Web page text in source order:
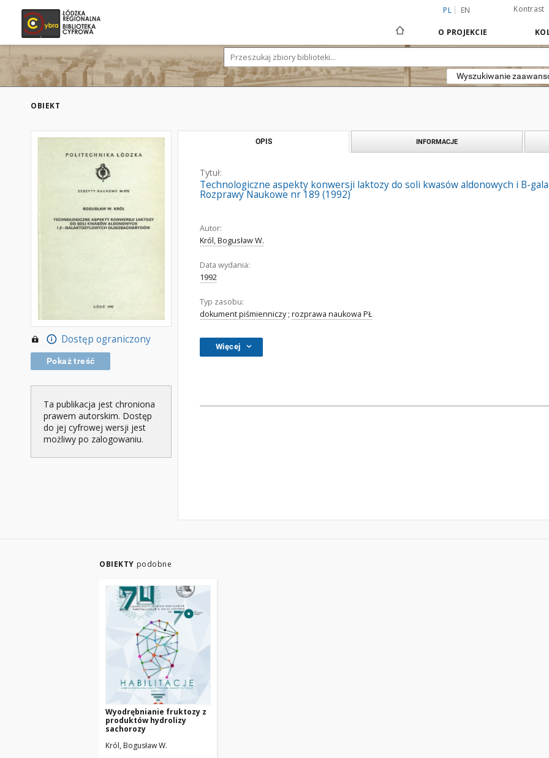
PL EN Kontrast
O PROJEKCIE
Wyszukiwanie
OBIEKT
Dostęp ograniczony
Pokaż treść
Ta publikacja jest chroniona
prawem autorskim. Dostęp
do jej cyfrowej wersji jest
możliwy po zalogowaniu.
OPIS INFORMACJE
Tytuł:
Technologiczne aspekty konwersji laktozy do soli kwasów aldonowych i B-
Rozprawy Naukowe nr 189 (1992)
Autor:
Król, Bogusław W.
Data wydania:
1992
Typ zasobu:
dokument piśmienniczy; rozprawa naukowa PŁ
Więcej
OBIEKTY podobne
Wyodrębnianie fruktozy z
produktów hydrolizy
sachorozy
Król, Bogusław W.